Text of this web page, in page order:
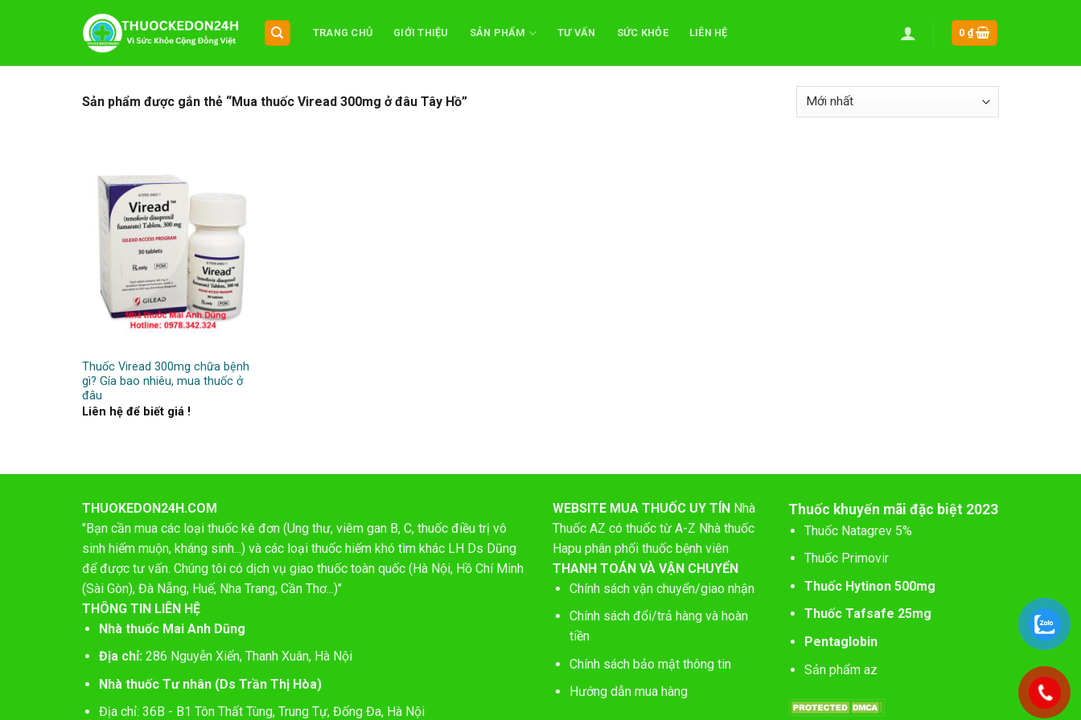
dung
TRANG CHỦ GIỚI THIỆU SẢN PHẨM TƯ VẤN SỨC KHỎE LIÊN HỆ 0 ₫
Sản phẩm được gắn thẻ “Mua thuốc Viread 300mg ở đâu Tây Hồ”
Thuốc Viread 300mg chữa bệnh
gì? Gía bao nhiêu, mua thuốc ở
đâu
Liên hệ để biết giá !
THUOKEDON24H.COM
"Bạn cần mua các loại thuốc kê đơn (Ung thư, viêm gan B, C, thuốc điều trị vô
sinh hiếm muộn, kháng sinh...) và các loại thuốc hiếm khó tìm khác LH Ds Dũng
để được tư vấn. Chúng tôi có dịch vụ giao thuốc toàn quốc (Hà Nội, Hồ Chí Minh
(Sài Gòn), Đà Nẵng, Huế, Nha Trang, Cần Thơ...)"
THÔNG TIN LIÊN HỆ
Nhà thuốc Mai Anh Dũng
Địa chỉ:286 Nguyễn Xiển, Thanh Xuân, Hà Nội
Nhà thuốc Tư nhân (Ds Trần Thị Hòa)
Địa chỉ: 36B - B1 Tôn Thất Tùng, Trung Tự, Đống Đa, Hà Nội
WEBSITE MUA THUỐC UY TÍN Nhà
Thuốc AZ có thuốc từ A-Z Nhà thuốc
Hapu phân phối thuốc bệnh viên
THANH TOÁN VÀ VẬN CHUYỂN
Chính sách vận chuyển/giao nhận
Chính sách đổi/trả hàng và hoàn
tiền
Chính sách bảo mật thông tin
Hướng dẫn mua hàng
Thuốc khuyến mãi đặc biệt 2023
Thuốc Natagrev 5%
Thuốc Primovir
Thuốc Hytinon 500mg
Thuốc Tafsafe 25mg
Pentaglobin
Sản phẩm az